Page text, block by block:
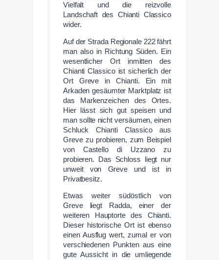
Vielfalt und die reizvolle
Landschaft des Chianti Classico
wider.
Auf der Strada Regionale 222 fährt
man also in Richtung Süden. Ein
wesentlicher Ort inmitten des
Chianti Classico ist sicherlich der
Ort Greve in Chianti. Ein mit
Arkaden gesäumter Marktplatz ist
das Markenzeichen des Ortes.
Hier lässt sich gut speisen und
man sollte nicht versäumen, einen
Schluck Chianti Classico aus
Greve zu probieren, zum Beispiel
von Castello di Uzzano zu
probieren. Das Schloss liegt nur
unweit von Greve und ist in
Privatbesitz.
Etwas weiter südöstlich von
Greve liegt Radda, einer der
weiteren Hauptorte des Chianti.
Dieser historische Ort ist ebenso
einen Ausflug wert, zumal er von
verschiedenen Punkten aus eine
gute Aussicht in die umliegende